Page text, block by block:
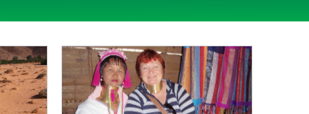
PIRMSLĪGUMA INFORMĀCIJA,
KLIENTA LĪGUMS,
CEĻOJUMU APDROŠINĀŠANA